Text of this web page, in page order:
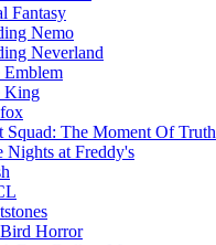
Fantasy
Nemo
Neverland
Emblem
King
Squad: The Moment Of Truth
Nights at Freddy's
Horror